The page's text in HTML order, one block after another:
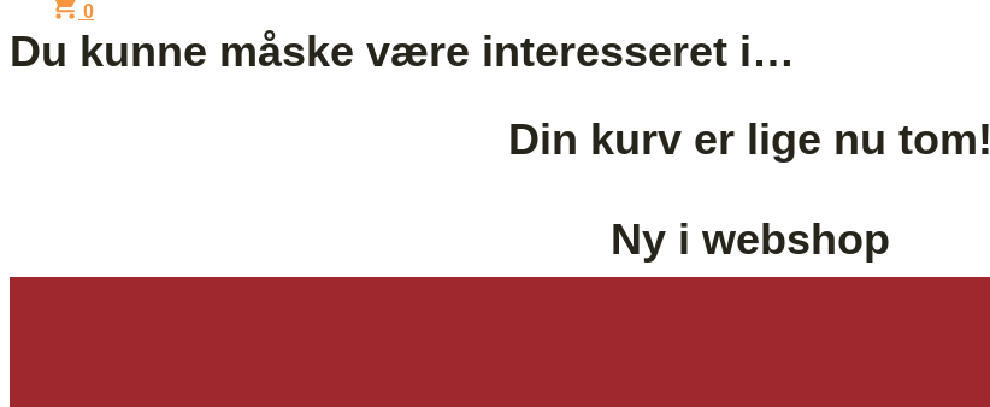
0
Du kunne måske være interesseret i…
Din kurv er lige nu tom!
Ny i webshop